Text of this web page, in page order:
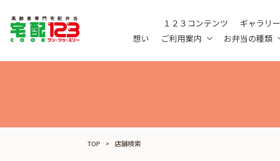
想い ご利用案内 お弁当の種類
１２３コンテンツ ギャラリー
TOP 店舗検索